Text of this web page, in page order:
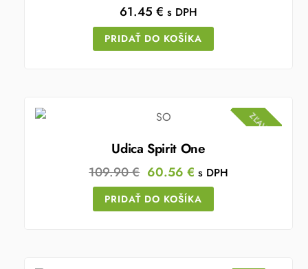
61.45 € s DPH
PRIDAŤ DO KOŠÍKA
ZĽAVA!
Udica Spirit One
109.90€ Original
price
was:
60.56 €Current
price
is:
s DPH
PRIDAŤ DO KOŠÍKA